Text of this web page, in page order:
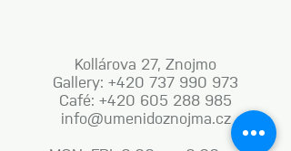
Kollárova 27, Znojmo
Gallery: +420 737 990 973
Café: +420 605 288 985
info@umenidoznojma.cz